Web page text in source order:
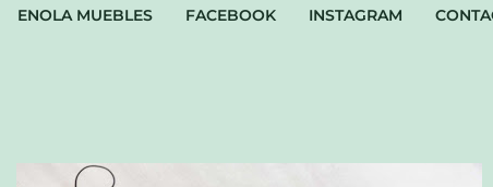
ENOLA MUEBLES FACEBOOK INSTAGRAM